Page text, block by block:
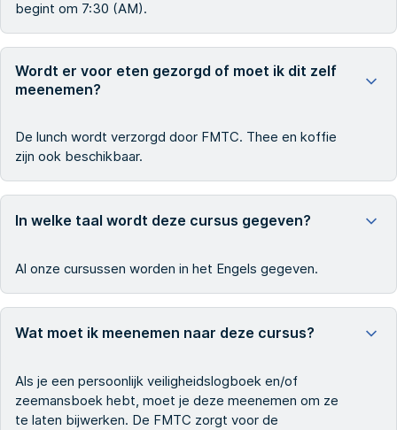
begint om 7:30 (AM).
Wordt er voor eten gezorgd of moet ik dit zelf
meenemen?
De lunch wordt verzorgd door FMTC. Thee en koffie
zijn ook beschikbaar.
In welke taal wordt deze cursus gegeven?
Al onze cursussen worden in het Engels gegeven.
Wat moet ik meenemen naar deze cursus?
Als je een persoonlijk veiligheidslogboek en/of
zeemansboek hebt, moet je deze meenemen om ze
te laten bijwerken. De FMTC zorgt voor de